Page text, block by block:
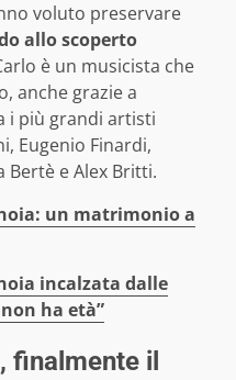
voluto preservare
allo scoperto
è un musicista che
anche grazie a
i più grandi artisti
Eugenio Finardi,
Bertè e Alex Britti.
un matrimonio a
incalzata dalle
ha età”
finalmente il